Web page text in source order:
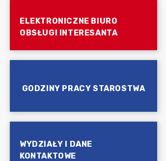
ELEKTRONICZNE BIURO
OBSŁUGI INTERESANTA
GODZINY PRACY STAROSTWA
WYDZIAŁY I DANE
KONTAKTOWE